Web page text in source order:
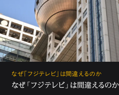
なぜ「フジテレビ」は間違えるのか
なぜ「フジテレビ」は間違えるのか